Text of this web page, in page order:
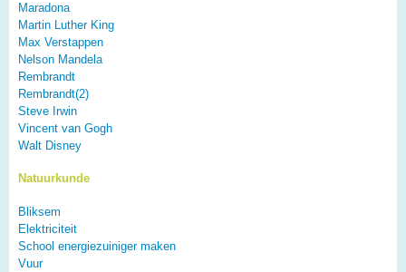
Maradona
Martin Luther King
Max Verstappen
Nelson Mandela
Rembrandt
Rembrandt(2)
Steve Irwin
Vincent van Gogh
Walt Disney
Natuurkunde
Bliksem
Elektriciteit
School energiezuiniger maken
Vuur